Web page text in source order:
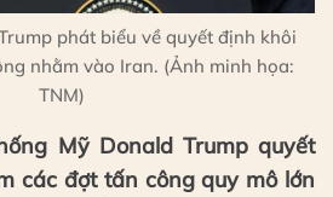
phát biểu về quyết định khôi
nhằm vào Iran. (Ảnh minh họa:
TNM)
Mỹ Donald Trump quyết
các đợt tấn công quy mô lớn